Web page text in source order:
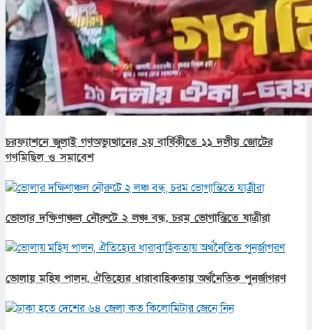
চরফ্যাশনে জুলাই গণঅভ্যুত্থানের ২য় বার্ষিকীতে ১১ দলীয় জোটের
গণমিছিল ও সমাবেশ
ভোলার দক্ষিণাঞ্চল নৌরুটে ২ লঞ্চ বন্ধ, চরম ভোগান্তিতে যাত্রীরা
ভোলায় মহিষ পালন, ঐতিহ্যের ধারাবাহিকতায় অর্থনৈতিক পুনর্জাগরণ